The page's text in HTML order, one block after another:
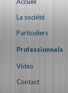
La société
Particuliers
Professionnels
Vidéo
Contact